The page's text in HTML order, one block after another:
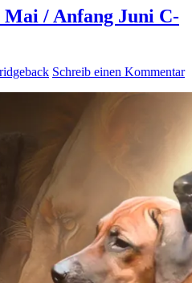
/ Anfang Juni C-
Schreib einen Kommentar